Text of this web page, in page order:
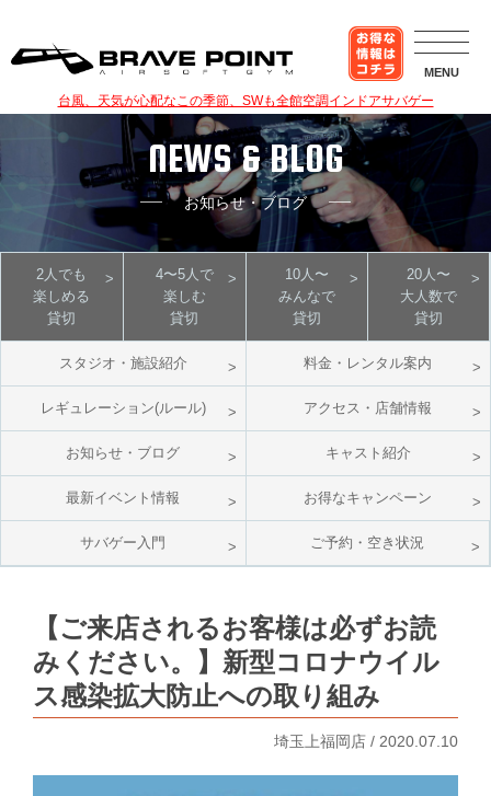
MENU
台風、天気が心配なこの季節、SWも全館空調インドアサバゲー
NEWS & BLOG
お知らせ・ブログ
2人でも
楽しめる
貸切
4〜5人で
楽しむ
貸切
10人〜
みんなで
貸切
20人〜
大人数で
貸切
スタジオ・施設紹介 料金・レンタル案内
レギュレーション(ルール) アクセス・店舗情報
お知らせ・ブログ キャスト紹介
最新イベント情報 お得なキャンペーン
サバゲー入門 ご予約・空き状況
【ご来店されるお客様は必ずお読
みください。】新型コロナウイル
ス感染拡大防止への取り組み
埼玉上福岡店 / 2020.07.10